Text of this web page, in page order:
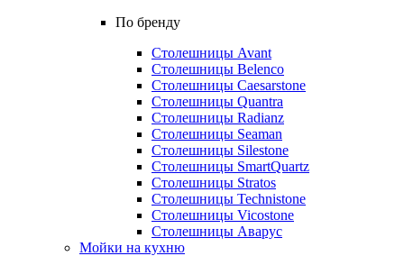
По бренду
Столешницы Avant
Столешницы Belenco
Столешницы Caesarstone
Столешницы Quantra
Столешницы Radianz
Столешницы Seaman
Столешницы Silestone
Столешницы SmartQuartz
Столешницы Stratos
Столешницы Technistone
Столешницы Vicostone
Столешницы Аварус
Мойки на кухню